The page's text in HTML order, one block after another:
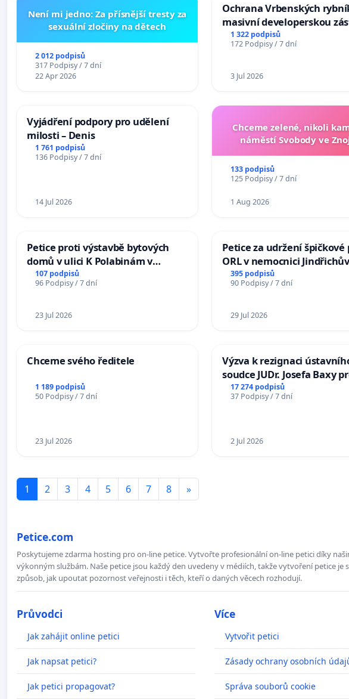
Není mi jedno: Za přísnější tresty za
sexuální zločiny na dětech
2 012 podpisů
317 Podpisy / 7 dní
22 Apr 2026
Ochrana Vrbenských
masivní developerskou
1 322 podpisů
172 Podpisy / 7 dní
3 Jul 2026
Vyjádření podpory pro udělení
milosti – Denis
1 761 podpisů
136 Podpisy / 7 dní
14 Jul 2026
Chceme zelené, nikoli
náměstí Svobody ve
133 podpisů
125 Podpisy / 7 dní
1 Aug 2026
Petice proti výstavbě bytových
domů v ulici K Polabinám v
Pardubicích
107 podpisů
96 Podpisy / 7 dní
23 Jul 2026
Petice za udržení špičkové
ORL v nemocnici Jindřichův
Hradec
395 podpisů
90 Podpisy / 7 dní
29 Jul 2026
Chceme svého ředitele
1 189 podpisů
50 Podpisy / 7 dní
23 Jul 2026
Výzva k rezignaci
soudce JUDr. Josefa Baxy
ohrožení důvěry ve
proces
17 274 podpisů
37 Podpisy / 7 dní
2 Jul 2026
1 2 3 4 5 6 7 8 »
Petice.com
Poskytujeme zdarma hosting pro on-line petice. Vytvořte profesionální on-line petici díky
výkonným službám. Naše petice jsou každý den uvedeny v médiích, takže vytvoření petice je
způsob, jak upoutat pozornost veřejnosti i těch, kteří o daných věcech rozhodují.
Průvodci
Jak zahájit online petici
Jak napsat petici?
Jak petici propagovat?
Více
Vytvořit petici
Zásady ochrany osobních
Správa souborů cookie